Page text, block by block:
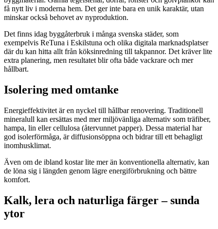
få nytt liv i moderna hem. Det ger inte bara en unik karaktär, utan
minskar också behovet av nyproduktion.
Det finns idag byggåterbruk i många svenska städer, som
exempelvis ReTuna i Eskilstuna och olika digitala marknadsplatser
där du kan hitta allt från köksinredning till takpannor. Det kräver lite
extra planering, men resultatet blir ofta både vackrare och mer
hållbart.
Isolering med omtanke
Energieffektivitet är en nyckel till hållbar renovering. Traditionell
mineralull kan ersättas med mer miljövänliga alternativ som träfiber,
hampa, lin eller cellulosa (återvunnet papper). Dessa material har
god isolerförmåga, är diffusionsöppna och bidrar till ett behagligt
inomhusklimat.
Även om de ibland kostar lite mer än konventionella alternativ, kan
de löna sig i längden genom lägre energiförbrukning och bättre
komfort.
Kalk, lera och naturliga färger – sunda
ytor